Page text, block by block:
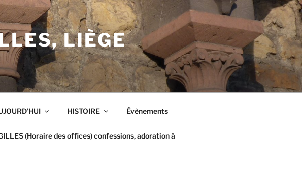
LIÈGE
HISTOIRE Évènements
(Horaire des offices) confessions, adoration à